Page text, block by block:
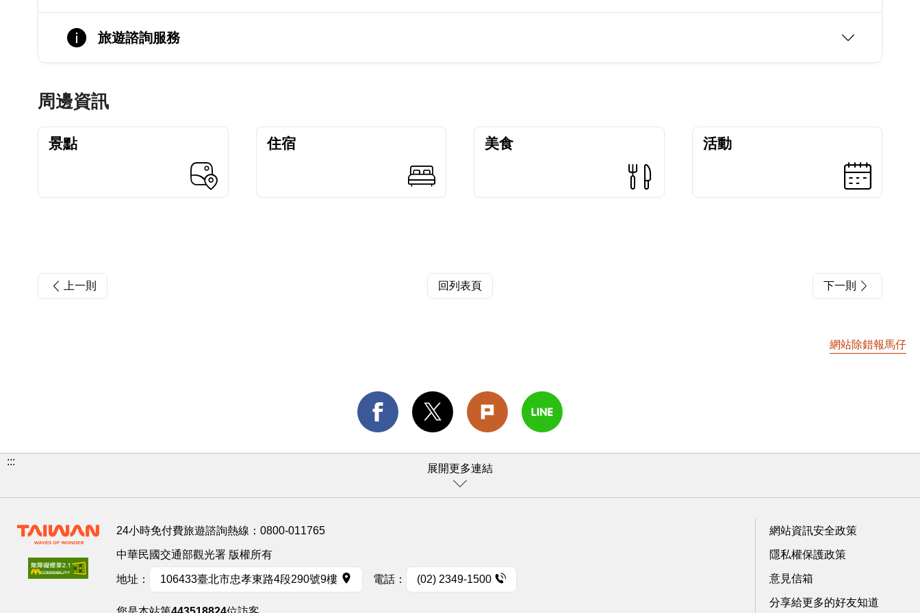
旅遊諮詢服務
周邊資訊
景點 住宿 美食 活動
上一則 回列表頁 下一則
網站除錯報馬仔
:::
展開更多連結
24小時免付費旅遊諮詢熱線： 0800-011765
中華民國交通部觀光署 版權所有
地址： 106433臺北市忠孝東路4段290號9樓 電話： (02) 2349-1500
網站資訊安全政策
隱私權保護政策
意見信箱
分享給更多的好友知道